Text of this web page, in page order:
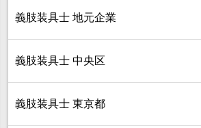
義肢装具士 地元企業
義肢装具士 中央区
義肢装具士 東京都